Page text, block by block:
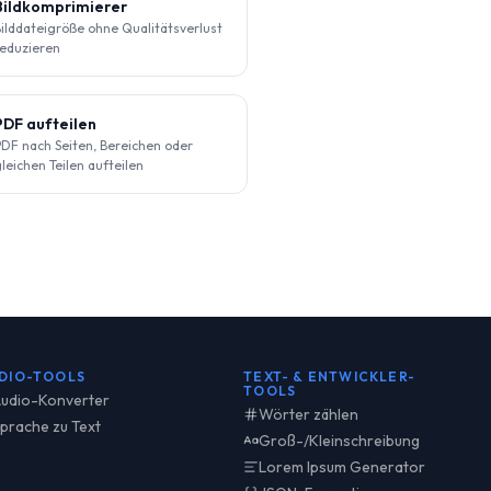
ohne Qualitätsverlust
aufteilen
nach Seiten, Bereichen oder
Teilen aufteilen
TOOLS
Konverter
zu Text
TEXT- & ENTWICKLER-
TOOLS
Wörter zählen
Groß-/Kleinschreibung
Lorem Ipsum Generator